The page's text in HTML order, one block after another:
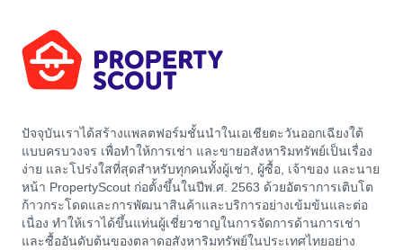
ปัจจุบันเราได้สร้างแพลตฟอร์มชั้นนำในเอเชียตะวันออกเฉียงใต้
แบบครบวงจร เพื่อทำให้การเช่า และขายอสังหาริมทรัพย์เป็นเรื่อง
ง่าย และโปร่งใสที่สุดสำหรับทุกคนทั้งผู้เช่า, ผู้ซื้อ, เจ้าของ และนาย
หน้า PropertyScout ก่อตั้งขึ้นในปีพ.ศ. 2563 ด้วยอัตราการเติบโต
ก้าวกระโดดและการพัฒนาสินค้าและบริการอย่างเข้มข้นและต่อ
เนื่อง ทำให้เราได้ขึ้นแท่นผู้เชี่ยวชาญในการจัดการด้านการเช่า
และซื้ออันดับต้นของตลาดอสังหาริมทรัพย์ในประเทศไทยอย่าง